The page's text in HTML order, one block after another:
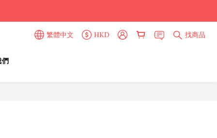
繁體中文 HKD 找商品
們